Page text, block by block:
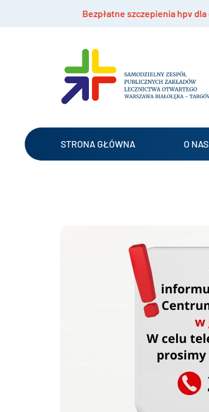
Bezpłatne szczepienia hpv dla dzieci 9-14 lat
STRONA GŁÓWNA O NAS